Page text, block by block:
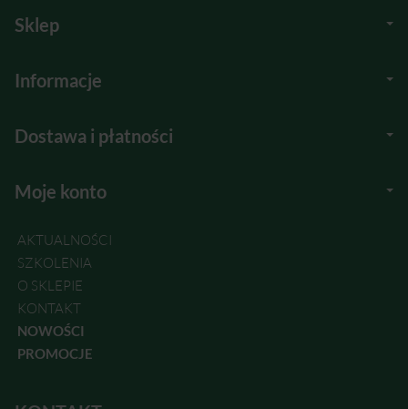
Sklep
Informacje
Dostawa i płatności
Moje konto
AKTUALNOŚCI
SZKOLENIA
O SKLEPIE
KONTAKT
NOWOŚCI
PROMOCJE